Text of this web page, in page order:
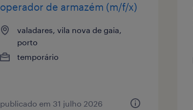
operador de armazém (m/f/x)
valadares, vila nova de gaia,
porto
temporário
publicado em 31 julho 2026